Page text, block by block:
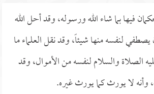
فيها بما شاء الله ورسوله، وقد أحل الله
لنفسه منها شيئاً، وقد نقل العلماء ما
الصلاة والسلام لنفسه من الأموال، وقد
وأنه لا يورث كما يورث غيره.